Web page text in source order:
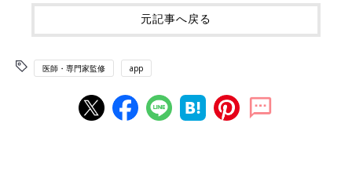
元記事へ戻る
医師・専門家監修 app